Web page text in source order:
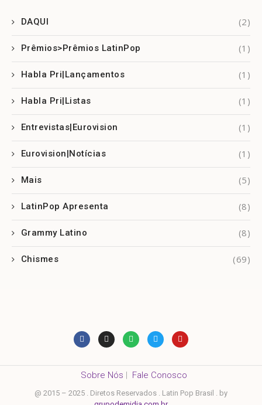
DAQUI (2)
Prêmios>Prêmios LatinPop (1)
Habla Pri|Lançamentos (1)
Habla Pri|Listas (1)
Entrevistas|Eurovision (1)
Eurovision|Notícias (1)
Mais (5)
LatinPop Apresenta (8)
Grammy Latino (8)
Chismes (69)
Sobre Nós Fale Conosco
@ 2015 – 2025 . Diretos Reservados . Latin Pop Brasil . by